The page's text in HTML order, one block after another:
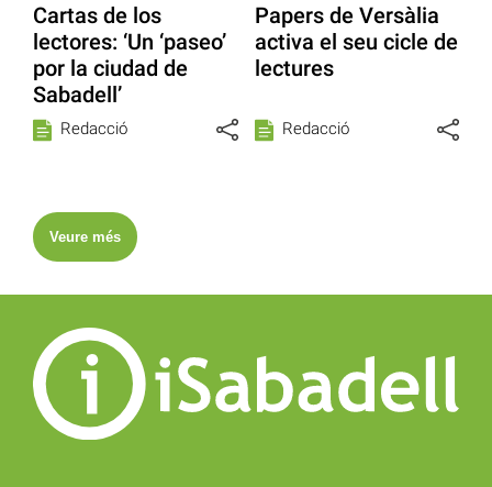
Cartas de los
lectores: ‘Un ‘paseo’
por la ciudad de
Sabadell’
Redacció
Papers de Versàlia
activa el seu cicle de
lectures
Redacció
Veure més